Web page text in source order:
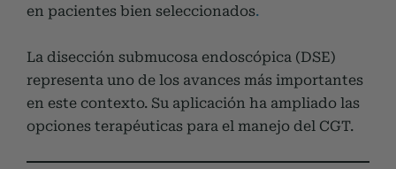
en pacientes bien seleccionados.
La disección submucosa endoscópica (DSE)
representa uno de los avances más importantes
en este contexto. Su aplicación ha ampliado las
opciones terapéuticas para el manejo del CGT.